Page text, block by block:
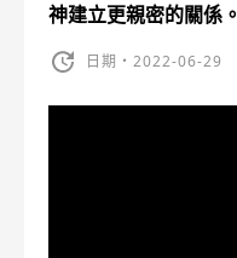
神建立更親密的關係。
日期・2022-06-29